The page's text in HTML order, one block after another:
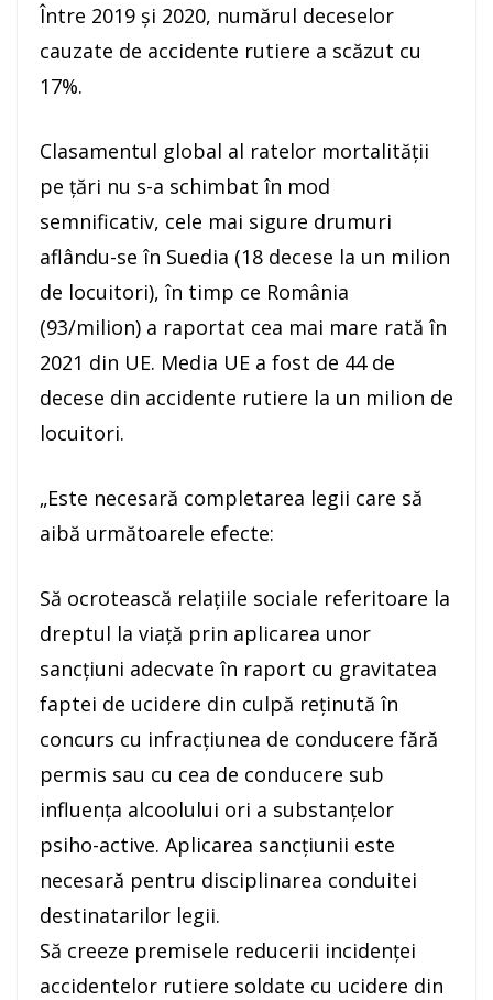
Între 2019 şi 2020, numărul deceselor
cauzate de accidente rutiere a scăzut cu
17%.
Clasamentul global al ratelor mortalităţii
pe ţări nu s-a schimbat în mod
semnificativ, cele mai sigure drumuri
aflându-se în Suedia (18 decese la un milion
de locuitori), în timp ce România
(93/milion) a raportat cea mai mare rată în
2021 din UE. Media UE a fost de 44 de
decese din accidente rutiere la un milion de
locuitori.
„Este necesară completarea legii care să
aibă următoarele efecte:
Să ocrotească relaţiile sociale referitoare la
dreptul la viaţă prin aplicarea unor
sancţiuni adecvate în raport cu gravitatea
faptei de ucidere din culpă reţinută în
concurs cu infracţiunea de conducere fără
permis sau cu cea de conducere sub
influenţa alcoolului ori a substanţelor
psiho-active. Aplicarea sancţiunii este
necesară pentru disciplinarea conduitei
destinatarilor legii.
Să creeze premisele reducerii incidenţei
accidentelor rutiere soldate cu ucidere din